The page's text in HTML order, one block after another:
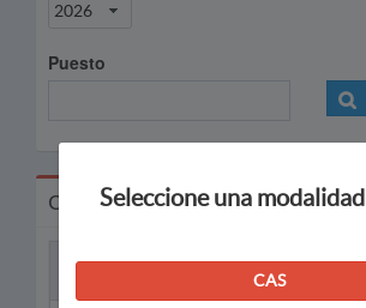
2026
Puesto
Convocatorias
Seleccione una modalidad
CAS